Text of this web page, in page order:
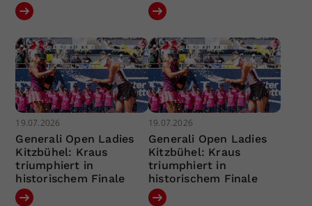
19.07.2026
Generali Open Ladies
Kitzbühel: Kraus
triumphiert in
historischem Finale
19.07.2026
Generali Open Ladies
Kitzbühel: Kraus
triumphiert in
historischem Finale